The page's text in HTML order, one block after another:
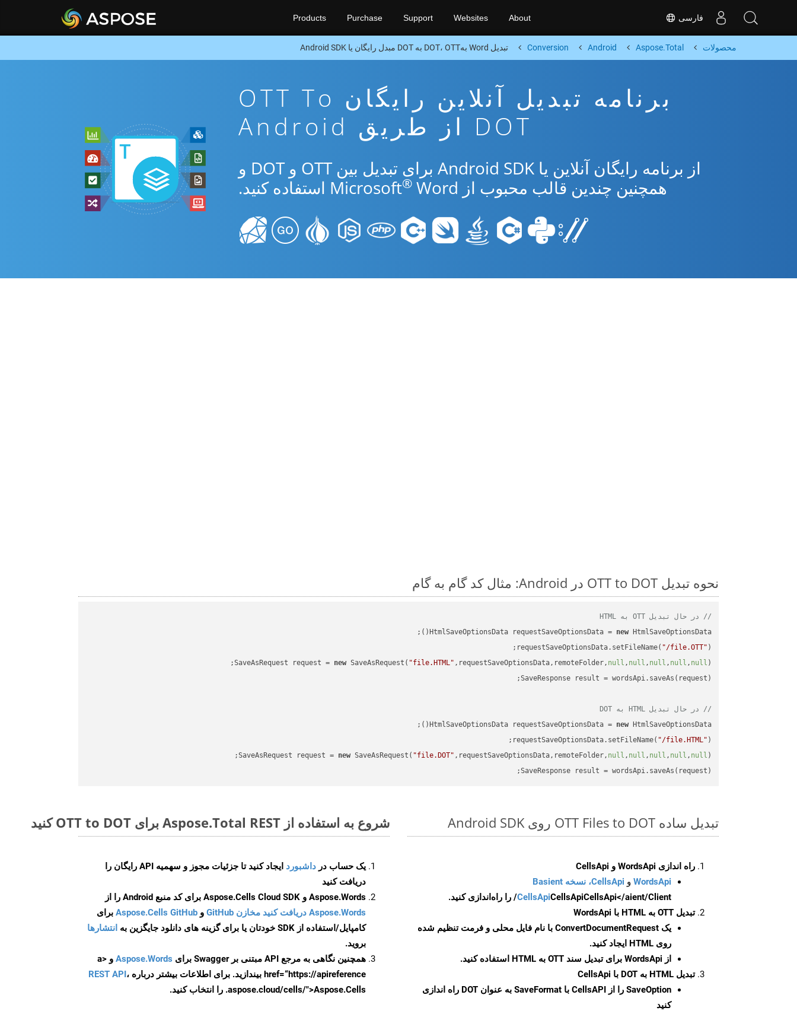
فارسی Products Purchase Support Websites About
محصولات Aspose.Total
Android
Conversion تبدیل Word بهDOT، OTT به DOT مبدل رایگان یا Android SDK
برنامه تبدیل آنلاین رایگان OTT To
DOT از طریق Android
از برنامه رایگان آنلاین یا Android SDK برای تبدیل بین OTT و DOT و
همچنین چندین قالب محبوب از Microsoft
® Word استفاده کنید.
نحوه تبدیل OTT to DOT در Android: مثال کد گام به گام
// در حال تبدیل OTT به HTML
HtmlSaveOptionsData requestSaveOptionsData = new
requestSaveOptionsData.setFileName( "/file.OTT"
SaveAsRequest request = new SaveAsRequest( "file.HTML" ,requestSaveOptionsData,remoteFolder, null , null , null , null , null
// در حال تبدیل HTML به DOT
HtmlSaveOptionsData requestSaveOptionsData = new
requestSaveOptionsData.setFileName( "/file.HTML"
SaveAsRequest request = new SaveAsRequest( "file.DOT" ,requestSaveOptionsData,remoteFolder, null , null , null , null , null
SaveResponse result = wordsApi.saveAs(request);
تبدیل ساده OTT Files to DOT روی Android SDK
راه اندازی WordsApi و CellsApi
WordsApi و CellsApi، نسخه Basient
CellsApiCellsApiCellsApi</aient/Client/ را راه‌اندازی کنید.
تبدیل OTT به HTML با WordsApi
یک ConvertDocumentRequest با نام فایل محلی و فرمت تنظیم شده
روی HTML ایجاد کنید.
از WordsApi برای تبدیل سند OTT به HTML استفاده کنید.
تبدیل HTML به DOT با CellsApi
SaveOption
را از CellsAPI با SaveFormat به عنوان DOT راه اندازی
کنید
شروع به استفاده از Aspose.Total REST برای OTT to DOT کنید
یک حساب در داشبورد
ایجاد کنید تا جزئیات مجوز و سهمیه API رایگان را
دریافت کنید
Aspose.Words و Aspose.Cells Cloud SDK برای کد منبع Android را از
Aspose.Words دریافت کنید مخازن GitHub
و Aspose.Cells GitHub برای
کامپایل/استفاده از SDK خودتان یا برای گزینه های دانلود جایگزین به
انتشارها
بروید.
همچنین نگاهی به مرجع API مبتنی بر Swagger برای
Aspose.Words
و <a
href=“https://apireference بیندازید. برای اطلاعات بیشتر درباره
REST API،
.aspose.cloud/cells/">Aspose.Cells را انتخاب کنید.